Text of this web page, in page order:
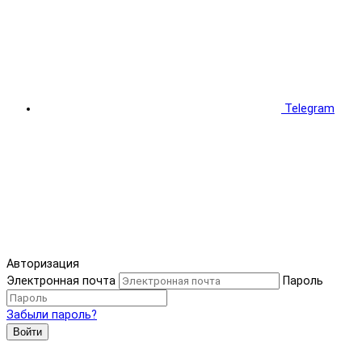
Telegram
Авторизация
Электронная почта
Пароль
Забыли пароль?
Войти